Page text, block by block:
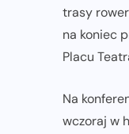
trasy
na koniec
Placu
Na
wczoraj w